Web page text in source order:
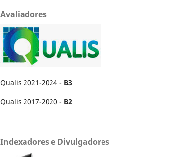
Avaliadores
Qualis 2021-2024 - B3
Qualis 2017-2020 - B2
Indexadores e Divulgadores